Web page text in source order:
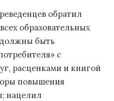
обратил
образовательных
быть
с
расценками и книгой
повышения
нацелил